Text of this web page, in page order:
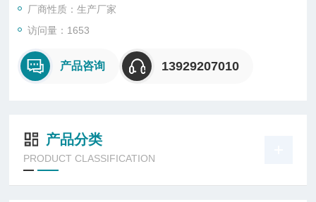
厂商性质：生产厂家
访问量：1653
产品咨询 13929207010
产品分类
PRODUCT CLASSIFICATION